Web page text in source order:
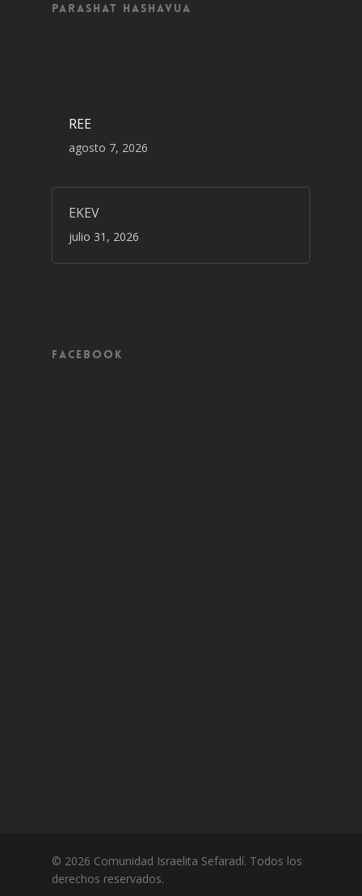
Parashat Hashavua
REE
agosto 7, 2026
EKEV
julio 31, 2026
Facebook
© 2026 Comunidad Israelita Sefaradí. Todos los
derechos reservados.